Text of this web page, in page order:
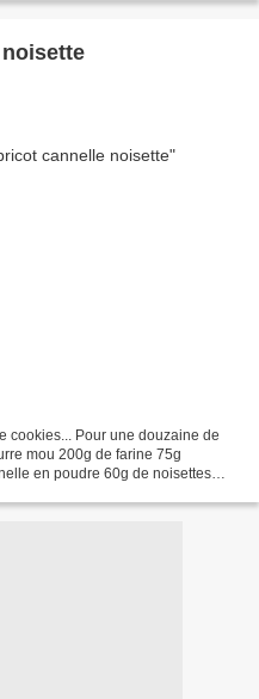
cookies... Pour une douzaine de
mou 200g de farine 75g
en poudre 60g de noisettes